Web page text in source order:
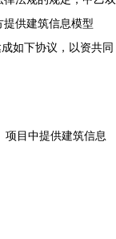
供建筑信息模型
如下协议，以资共同
项目中提供建筑信息